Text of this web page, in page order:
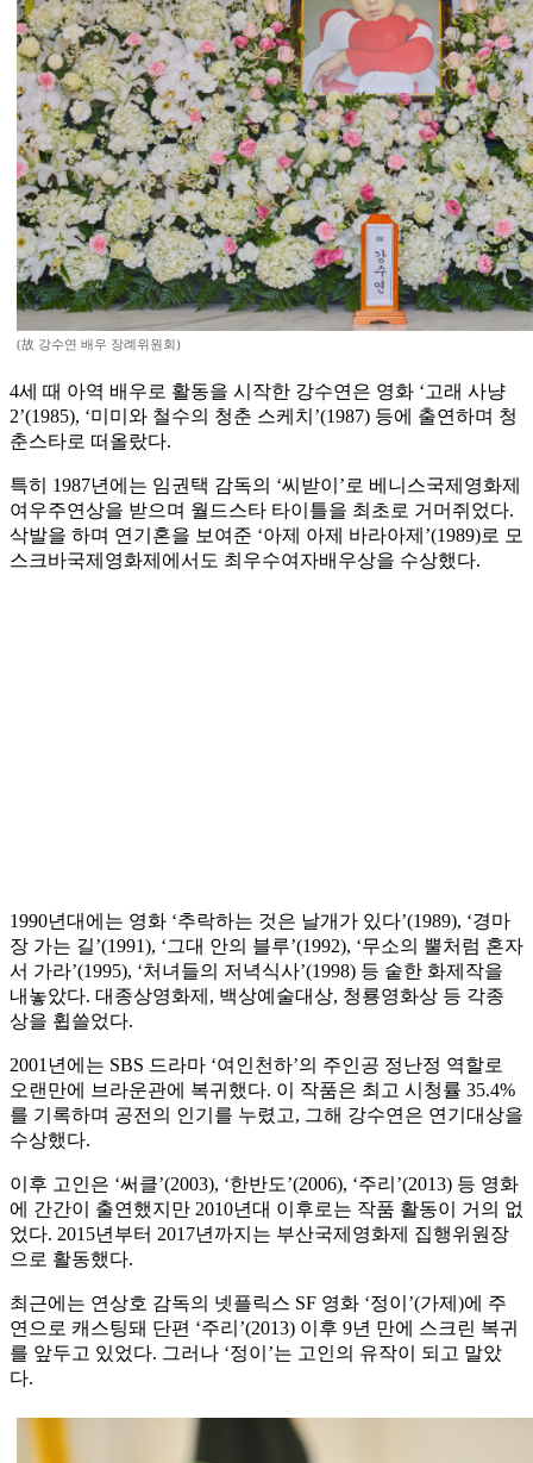
(故 강수연 배우 장례위원회)
4세 때 아역 배우로 활동을 시작한 강수연은 영화 ‘고래 사냥
2’(1985), ‘미미와 철수의 청춘 스케치’(1987) 등에 출연하며 청
춘스타로 떠올랐다.
특히 1987년에는 임권택 감독의 ‘씨받이’로 베니스국제영화제
여우주연상을 받으며 월드스타 타이틀을 최초로 거머쥐었다.
삭발을 하며 연기혼을 보여준 ‘아제 아제 바라아제’(1989)로 모
스크바국제영화제에서도 최우수여자배우상을 수상했다.
1990년대에는 영화 ‘추락하는 것은 날개가 있다’(1989), ‘경마
장 가는 길’(1991), ‘그대 안의 블루’(1992), ‘무소의 뿔처럼 혼자
서 가라’(1995), ‘처녀들의 저녁식사’(1998) 등 숱한 화제작을
내놓았다. 대종상영화제, 백상예술대상, 청룡영화상 등 각종
상을 휩쓸었다.
2001년에는 SBS 드라마 ‘여인천하’의 주인공 정난정 역할로
오랜만에 브라운관에 복귀했다. 이 작품은 최고 시청률 35.4%
를 기록하며 공전의 인기를 누렸고, 그해 강수연은 연기대상을
수상했다.
이후 고인은 ‘써클’(2003), ‘한반도’(2006), ‘주리’(2013) 등 영화
에 간간이 출연했지만 2010년대 이후로는 작품 활동이 거의 없
었다. 2015년부터 2017년까지는 부산국제영화제 집행위원장
으로 활동했다.
최근에는 연상호 감독의 넷플릭스 SF 영화 ‘정이’(가제)에 주
연으로 캐스팅돼 단편 ‘주리’(2013) 이후 9년 만에 스크린 복귀
를 앞두고 있었다. 그러나 ‘정이’는 고인의 유작이 되고 말았
다.